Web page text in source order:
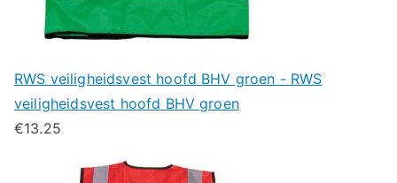
RWS veiligheidsvest hoofd BHV groen - RWS
veiligheidsvest hoofd BHV groen
€13.25